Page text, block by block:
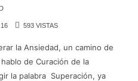
16 593 VISTAS
la Ansiedad, un camino de
de Curación de la
la palabra Superación, ya